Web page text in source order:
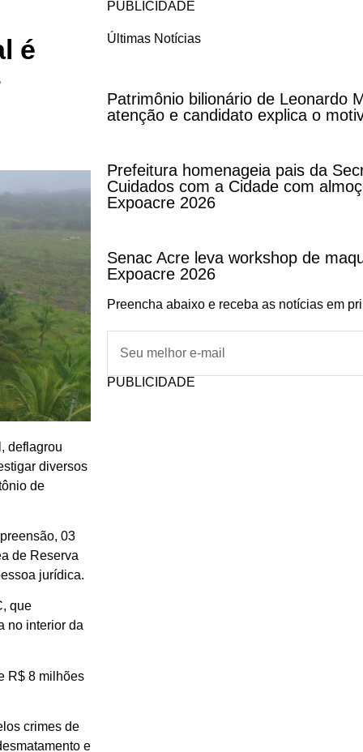
é
deflagrou
diversos
de
03
de Reserva
jurídica.
que
no interior da
R$ 8 milhões
crimes de
e
PUBLICIDADE
Últimas Notícias
Patrimônio bilionário de Leonardo
atenção e candidato explica o
Prefeitura homenageia pais da
Cuidados com a Cidade com
Expoacre 2026
Senac Acre leva workshop de
Expoacre 2026
Preencha abaixo e receba as notícias em
PUBLICIDADE